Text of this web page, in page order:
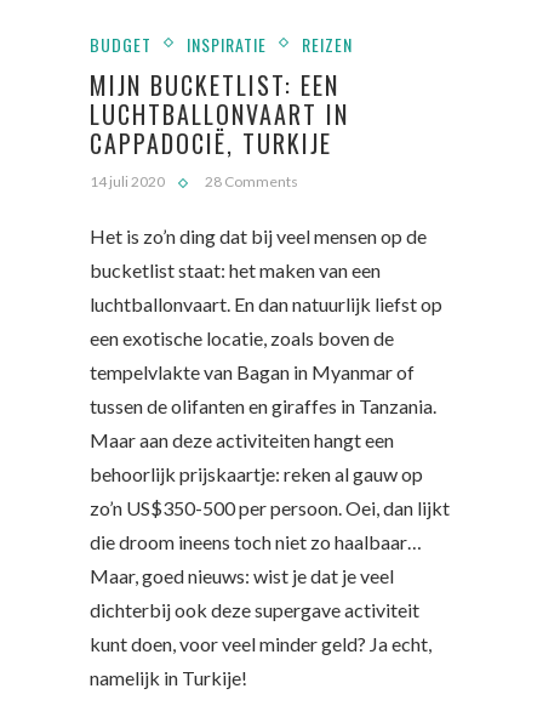
BUDGET INSPIRATIE REIZEN
MIJN BUCKETLIST: EEN
LUCHTBALLONVAART IN
CAPPADOCIË, TURKIJE
14 juli 2020 28 Comments
Het is zo’n ding dat bij veel mensen op de
bucketlist staat: het maken van een
luchtballonvaart. En dan natuurlijk liefst op
een exotische locatie, zoals boven de
tempelvlakte van Bagan in Myanmar of
tussen de olifanten en giraffes in Tanzania.
Maar aan deze activiteiten hangt een
behoorlijk prijskaartje: reken al gauw op
zo’n US$350-500 per persoon. Oei, dan lijkt
die droom ineens toch niet zo haalbaar…
Maar, goed nieuws: wist je dat je veel
dichterbij ook deze supergave activiteit
kunt doen, voor veel minder geld? Ja echt,
namelijk in Turkije!